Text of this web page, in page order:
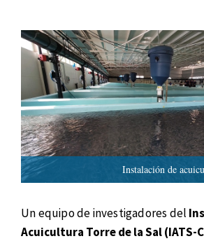
Instalación de
Un equipo de investigadores del
Acuicultura Torre de la Sal (IATS-